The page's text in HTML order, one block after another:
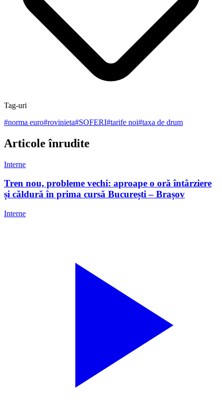
Tag-uri
#norma euro#rovinieta#SOFERI#tarife noi#taxa de drum
Articole înrudite
Interne
Tren nou, probleme vechi: aproape o oră întârziere
și căldură în prima cursă București – Brașov
Interne